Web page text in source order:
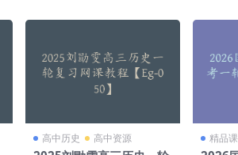
高中历史 高中资源 精品